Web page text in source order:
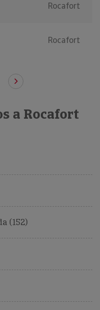
Rocafort
Rocafort
a Rocafort
(152)